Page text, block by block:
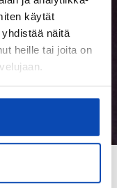
käytät
näitä
heille tai joita on